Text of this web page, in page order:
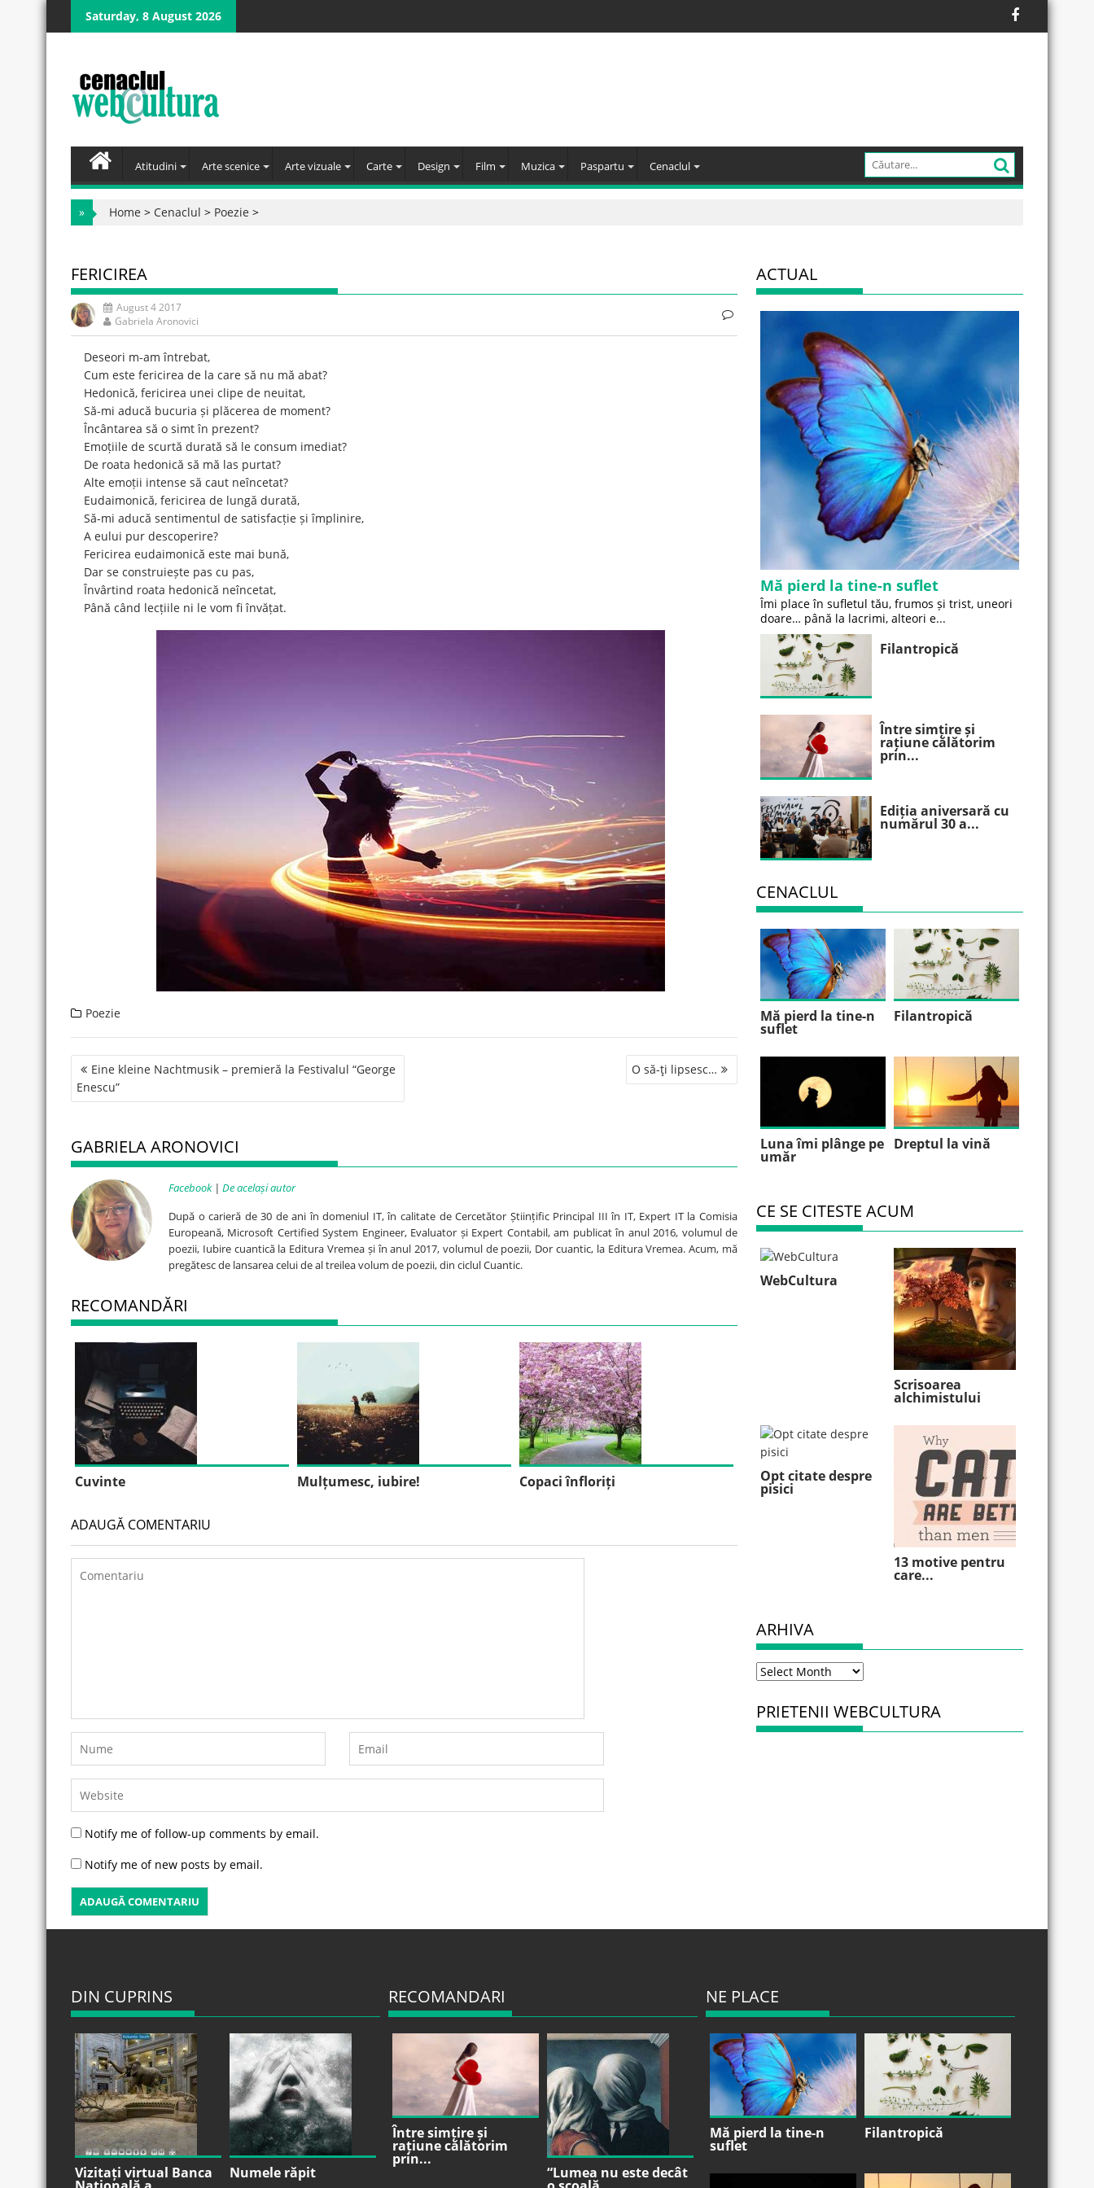
Skip
Saturday, 8 August 2026
Atitudini Arte scenice Arte vizuale Carte Design Film Muzica Paspartu Cenaclul
» Home > Cenaclul > Poezie >
FERICIREA
August 4 2017
Gabriela Aronovici
Deseori m-am întrebat,
Cum este fericirea de la care să nu mă abat?
Hedonică, fericirea unei clipe de neuitat,
Să-mi aducă bucuria și plăcerea de moment?
Încântarea să o simt în prezent?
Emoțiile de scurtă durată să le consum imediat?
De roata hedonică să mă las purtat?
Alte emoții intense să caut neîncetat?
Eudaimonică, fericirea de lungă durată,
Să-mi aducă sentimentul de satisfacție și împlinire,
A eului pur descoperire?
Fericirea eudaimonică este mai bună,
Dar se construiește pas cu pas,
Învârtind roata hedonică neîncetat,
Până când lecțiile ni le vom fi învățat.
Poezie
Post
navigation
Eine kleine Nachtmusik – premieră la Festivalul “George
Enescu”
O să-ţi lipsesc…
GABRIELA ARONOVICI
Facebook| De același autor
După o carieră de 30 de ani în domeniul IT, în calitate de Cercetător Științific Principal III în IT, Expert IT la Comisia
Europeană, Microsoft Certified System Engineer, Evaluator și Expert Contabil, am publicat în anul 2016, volumul de
poezii, Iubire cuantică la Editura Vremea și în anul 2017, volumul de poezii, Dor cuantic, la Editura Vremea. Acum, mă
pregătesc de lansarea celui de al treilea volum de poezii, din ciclul Cuantic.
RECOMANDĂRI
Cuvinte Mulțumesc, iubire! Copaci înfloriți
ADAUGĂ COMENTARIU
Notify me of follow-up comments by email.
Notify me of new posts by email.
ACTUAL
Mă pierd la tine-n suflet
Îmi place în sufletul tău, frumos și trist, uneori
doare… până la lacrimi, alteori e...
Filantropică
Între simțire și
rațiune călătorim
prin...
Ediția aniversară cu
numărul 30 a...
CENACLUL
Mă pierd la tine-n
suflet
Filantropică
Luna îmi plânge pe
umăr
Dreptul la vină
CE SE CITESTE ACUM
WebCultura
Scrisoarea
alchimistului
Opt citate despre
pisici
13 motive pentru
care...
ARHIVA
Arhiva
PRIETENII WEBCULTURA
DIN CUPRINS
Vizitați virtual Banca Numele răpit
RECOMANDARI
Între simțire și
rațiune călătorim
prin...
“Lumea nu este decât
NE PLACE
Mă pierd la tine-n
suflet
Filantropică